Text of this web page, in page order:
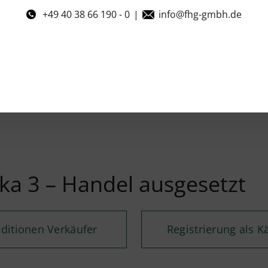
+49 40 38 66 190 - 0 | info@fhg-gmbh.de
3 – Handel ausgesetzt
Verkäufer Registrierung als